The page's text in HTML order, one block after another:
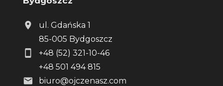
ul. Gdańska 1
85-005 Bydgoszcz
+48 (52) 321-10-46
+48 501 494 815
biuro@ojczenasz.com